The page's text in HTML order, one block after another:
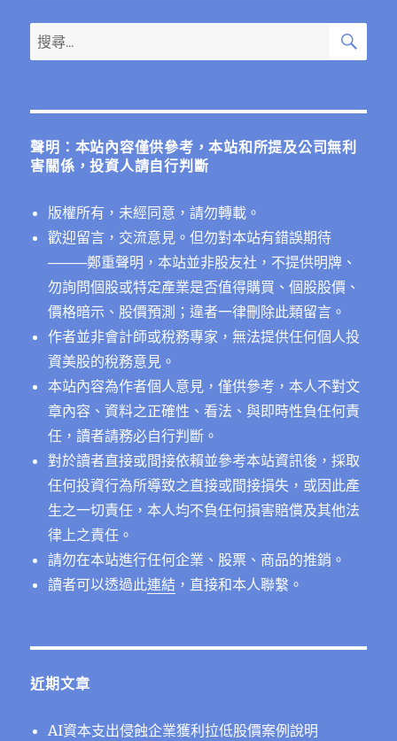
搜
尋
鍵
搜
聲明：本站內容僅供參考，本站和所提及公司無利
害關係，投資人請自行判斷
版權所有，未經同意，請勿轉載。
歡迎留言，交流意見。但勿對本站有錯誤期待
────鄭重聲明，本站並非股友社，不提供明牌、
勿詢問個股或特定產業是否值得購買、個股股價、
價格暗示、股價預測；違者一律刪除此類留言。
作者並非會計師或稅務專家，無法提供任何個人投
資美股的稅務意見。
本站內容為作者個人意見，僅供參考，本人不對文
章內容、資料之正確性、看法、與即時性負任何責
任，讀者請務必自行判斷。
對於讀者直接或間接依賴並參考本站資訊後，採取
任何投資行為所導致之直接或間接損失，或因此產
生之一切責任，本人均不負任何損害賠償及其他法
律上之責任。
請勿在本站進行任何企業、股票、商品的推銷。
讀者可以透過此連結 ，直接和本人聯繫。
近期文章
AI資本支出侵蝕企業獲利拉低股價案例說明